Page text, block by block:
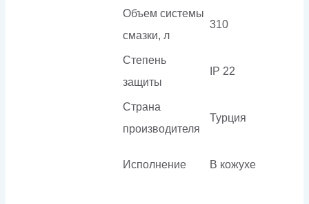
Объем системы
смазки, л
310
Степень
защиты
IP 22
Страна
производителя
Турция
Исполнение В кожухе